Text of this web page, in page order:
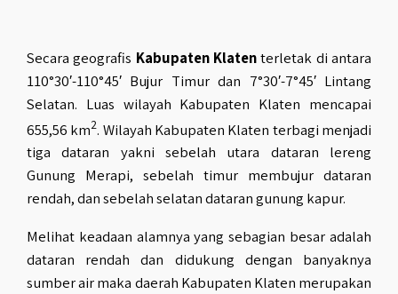
Secara geografis Kabupaten Klatenterletak di antara
110°30′-110°45′ Bujur Timur dan 7°30′-7°45′ Lintang
Selatan. Luas wilayah Kabupaten Klaten mencapai
655,56 km2. Wilayah Kabupaten Klaten terbagi menjadi
tiga dataran yakni sebelah utara dataran lereng
Gunung Merapi, sebelah timur membujur dataran
rendah, dan sebelah selatan dataran gunung kapur.
Melihat keadaan alamnya yang sebagian besar adalah
dataran rendah dan didukung dengan banyaknya
sumber air maka daerah Kabupaten Klaten merupakan